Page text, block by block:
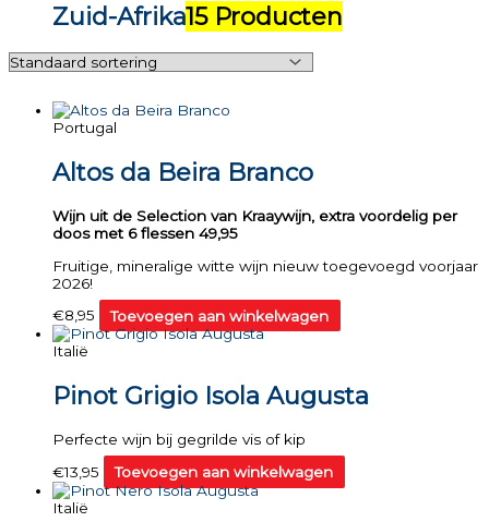
Zuid-Afrika15 Producten
Portugal
Altos da Beira Branco
Wijn uit de Selection van Kraaywijn, extra voordelig per
doos met 6 flessen 49,95
Fruitige, mineralige witte wijn nieuw toegevoegd voorjaar
2026!
€8,95 Toevoegen aan winkelwagen
Italië
Pinot Grigio Isola Augusta
Perfecte wijn bij gegrilde vis of kip
€13,95 Toevoegen aan winkelwagen
Italië